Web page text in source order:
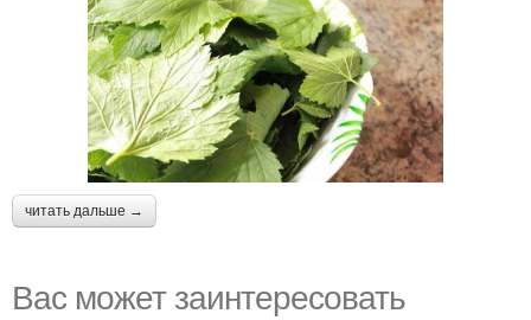
читать дальше →
Вас может заинтересовать